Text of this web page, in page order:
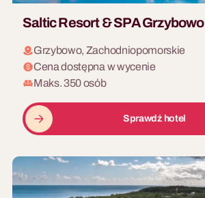
Saltic Resort & SPA Grzybowo
Grzybowo, Zachodniopomorskie
Cena dostępna w wycenie
Maks. 350 osób
Sprawdź hotel